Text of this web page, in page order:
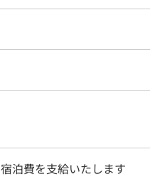
泊費を支給いたします